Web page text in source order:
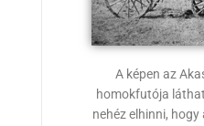
A képen az
homokfutója
nehéz elhinni, hogy